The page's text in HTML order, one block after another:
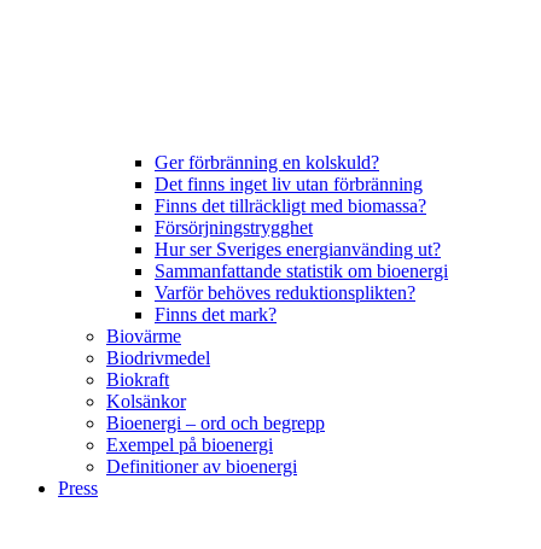
Ger förbränning en kolskuld?
Det finns inget liv utan förbränning
Finns det tillräckligt med biomassa?
Försörjningstrygghet
Hur ser Sveriges energianvänding ut?
Sammanfattande statistik om bioenergi
Varför behöves reduktionsplikten?
Finns det mark?
Biovärme
Biodrivmedel
Biokraft
Kolsänkor
Bioenergi – ord och begrepp
Exempel på bioenergi
Definitioner av bioenergi
Press